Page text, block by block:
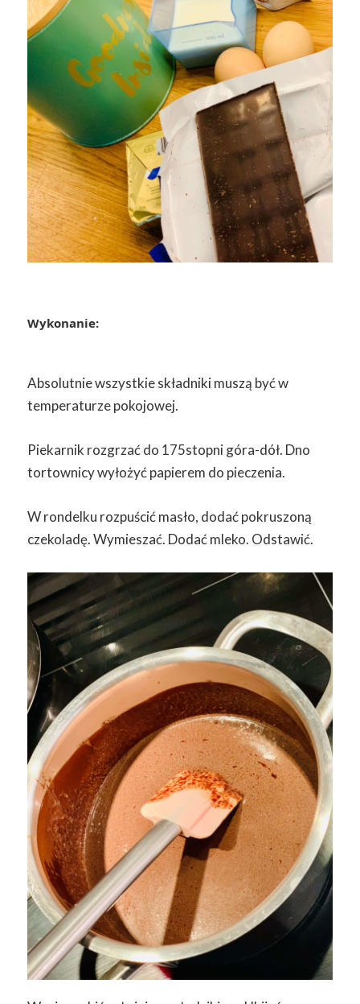
Wykonanie:
Absolutnie wszystkie składniki muszą być w
temperaturze pokojowej.
Piekarnik rozgrzać do 175stopni góra-dół. Dno
tortownicy wyłożyć papierem do pieczenia.
W rondelku rozpuścić masło, dodać pokruszoną
czekoladę. Wymieszać. Dodać mleko. Odstawić.